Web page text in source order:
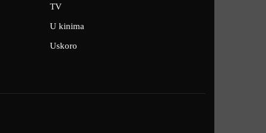
TV
U kinima
Uskoro